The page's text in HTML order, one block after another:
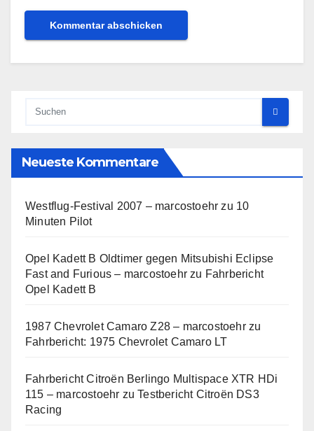
Neueste Kommentare
Westflug-Festival 2007 – marcostoehr zu 10
Minuten Pilot
Opel Kadett B Oldtimer gegen Mitsubishi Eclipse
Fast and Furious – marcostoehr zu Fahrbericht
Opel Kadett B
1987 Chevrolet Camaro Z28 – marcostoehrzu
Fahrbericht: 1975 Chevrolet Camaro LT
Fahrbericht Citroën Berlingo Multispace XTR HDi
115 – marcostoehr zuTestbericht Citroën DS3
Racing